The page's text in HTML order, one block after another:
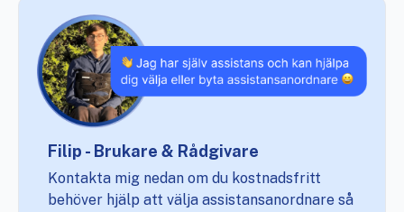
Filip - Brukare & Rådgivare
Kontakta mig nedan om du kostnadsfritt
behöver hjälp att välja assistansanordnare så